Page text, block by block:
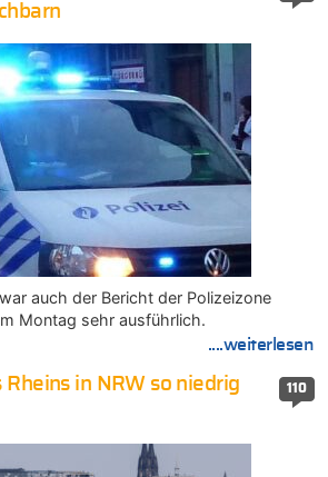
auch der Bericht der Polizeizone
Montag sehr ausführlich.
....weiterlesen
110
Rheins in NRW so niedrig